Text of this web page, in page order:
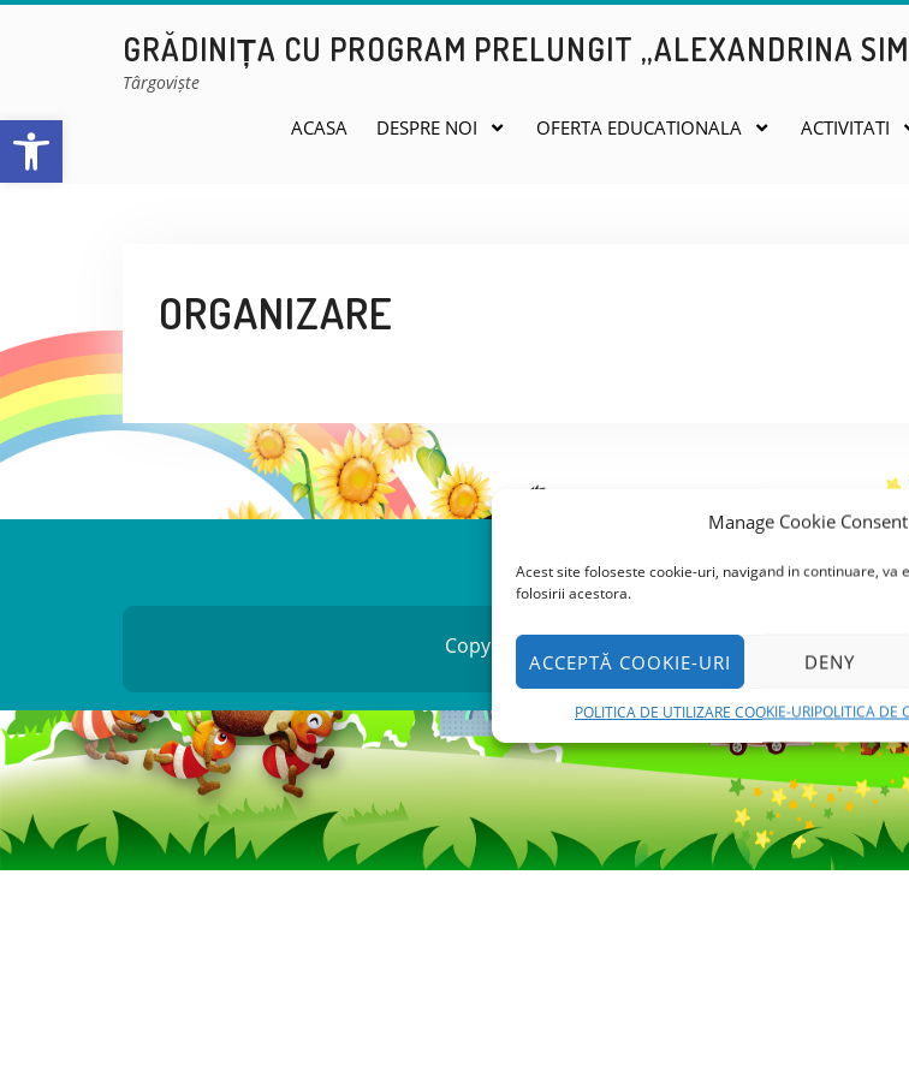
Open toolbar
Manage Cookie Consent
Acest site foloseste cookie-uri, navigand in continuare, va
folosirii acestora.
ACCEPTĂ COOKIE-URI DENY
POLITICA DE UTILIZARE COOKIE-URIPOLITICA DE
GRĂDINIȚA CU PROGRAM PRELUNGIT „ALEXANDRINA
Târgoviște
ACASA DESPRE NOI OFERTA EDUCATIONALA ACTIVITATI
ORGANIZARE
Copyright © Toate drepturile sunt rezervate.